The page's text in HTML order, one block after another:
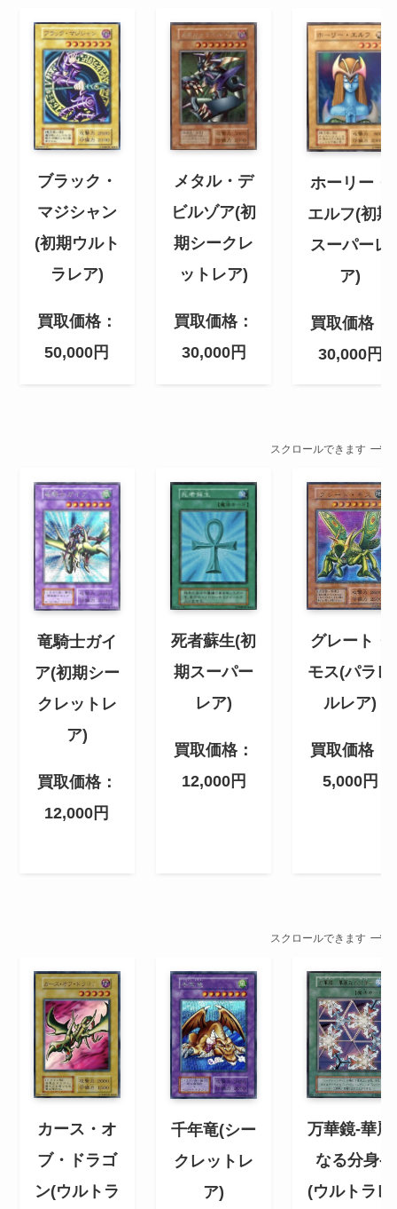
ブラック・
マジシャン
(初期ウルト
ラレア)
買取価格：
50,000円
メタル・デ
ビルゾア(初
期シークレ
ットレア)
買取価格：
30,000円
ホーリー・
エルフ(初期
スーパーレ
ア)
買取価格：
30,000円
スクロールできます
竜騎士ガイ
ア(初期シー
クレットレ
ア)
買取価格：
12,000円
死者蘇生(初
期スーパー
レア)
買取価格：
12,000円
グレート・
モス(パラレ
ルレア)
買取価格：
5,000円
スクロールできます
カース・オ
ブ・ドラゴ
ン(ウルトラ
千年竜(シー
クレットレ
ア)
万華鏡-華麗
なる分身-
(ウルトラレ